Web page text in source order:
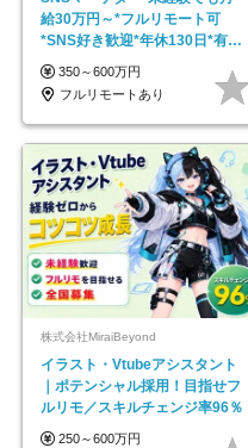
給30万円～*フルリモート可
*SNS好き歓迎*年休130日*有休
取得率100%
350～600万円
フルリモートあり
株式会社MiraiBeyond
イラスト・Vtubeアシスタント
｜ポテンシャル採用！目指せフ
ルリモ／スキルチェンジ率96％
250～600万円